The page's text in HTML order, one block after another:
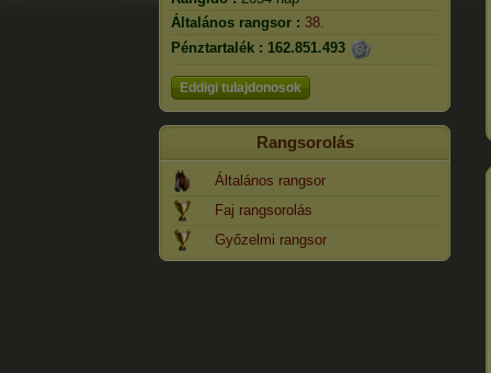
Általános rangsor : 38.
Pénztartalék : 162.851.493
Eddigi tulajdonosok
Rangsorolás
Általános rangsor
Faj rangsorolás
Győzelmi rangsor